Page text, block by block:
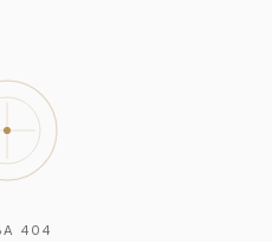
404